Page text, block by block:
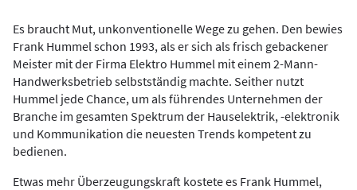
Es braucht Mut, unkonventionelle Wege zu gehen. Den bewies
Frank Hummel schon 1993, als er sich als frisch gebackener
Meister mit der Firma Elektro Hummel mit einem 2-Mann-
Handwerksbetrieb selbstständig machte. Seither nutzt
Hummel jede Chance, um als führendes Unternehmen der
Branche im gesamten Spektrum der Hauselektrik, -elektronik
und Kommunikation die neuesten Trends kompetent zu
bedienen.
Etwas mehr Überzeugungskraft kostete es Frank Hummel,